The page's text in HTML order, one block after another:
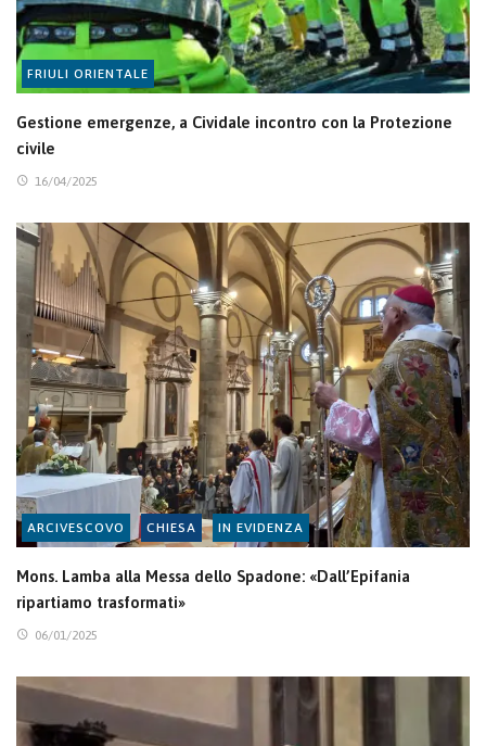
FRIULI ORIENTALE
Gestione emergenze, a Cividale incontro con la Protezione
civile
16/04/2025
ARCIVESCOVO CHIESA IN EVIDENZA
Mons. Lamba alla Messa dello Spadone: «Dall’Epifania
ripartiamo trasformati»
06/01/2025